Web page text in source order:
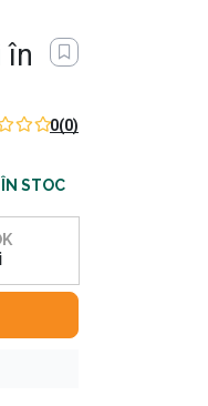
în
0(0)
ÎN STOC